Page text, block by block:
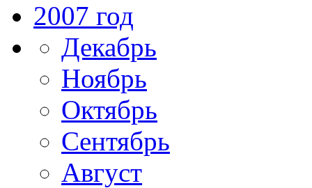
2007 год
Декабрь
Ноябрь
Октябрь
Сентябрь
Август